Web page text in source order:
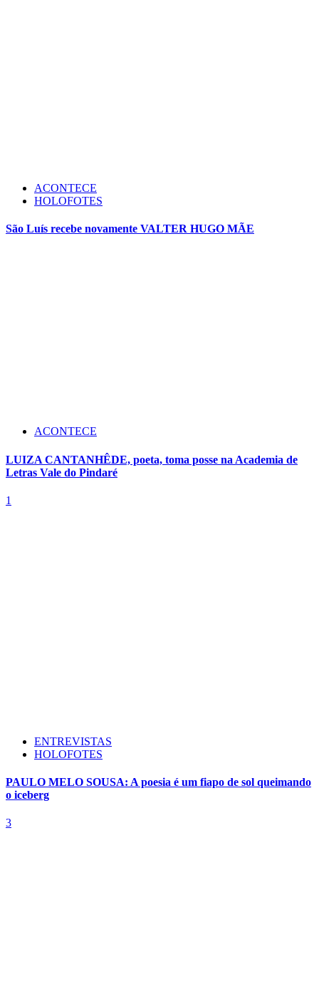
ACONTECE
HOLOFOTES
São Luís recebe novamente VALTER HUGO MÃE
ACONTECE
LUIZA CANTANHÊDE, poeta, toma posse na Academia de
Letras Vale do Pindaré
1
ENTREVISTAS
HOLOFOTES
PAULO MELO SOUSA: A poesia é um fiapo de sol queimando
o iceberg
3